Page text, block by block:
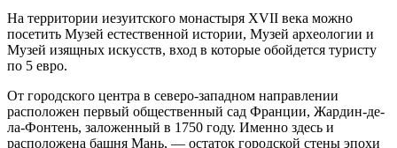
На территории иезуитского монастыря XVII века можно
посетить Музей естественной истории, Музей археологии и
Музей изящных искусств, вход в которые обойдется туристу
по 5 евро.
От городского центра в северо-западном направлении
расположен первый общественный сад Франции, Жардин-де-
ла-Фонтень, заложенный в 1750 году. Именно здесь и
расположена башня Мань, — остаток городской стены эпохи